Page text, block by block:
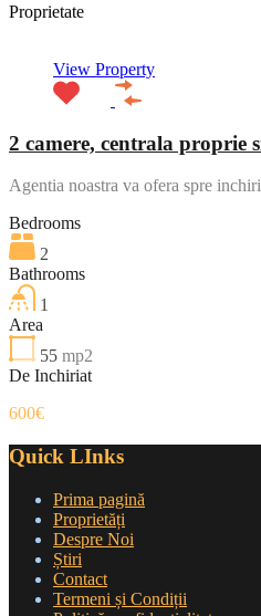
Proprietate
View Property
2 camere, centrala proprie
Agentia noastra va ofera spre
Bedrooms
2
Bathrooms
1
Area
55 mp2
De Inchiriat
600€
Quick LInks
Prima pagină
Proprietăți
Despre Noi
Știri
Contact
Termeni și Condiții